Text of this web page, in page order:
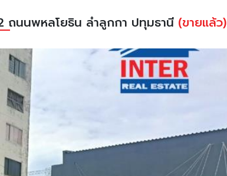
ถนนพหลโยธิน ลำลูกกา ปทุมธานี(ขายแล้ว)